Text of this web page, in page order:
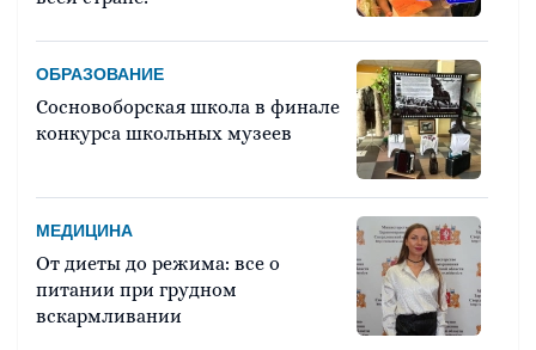
ОБРАЗОВАНИЕ
Сосновоборская школа в финале
конкурса школьных музеев
МЕДИЦИНА
От диеты до режима: все о
питании при грудном
вскармливании